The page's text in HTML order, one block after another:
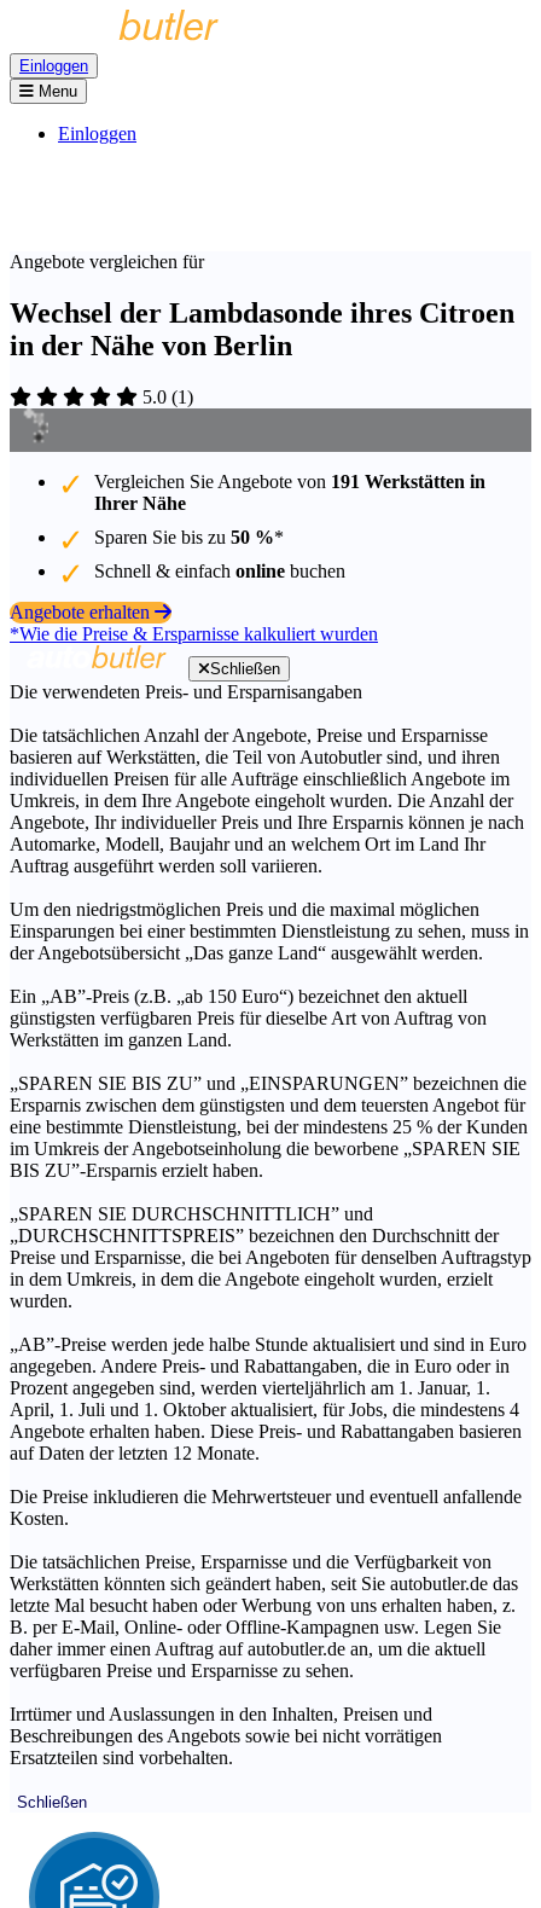
Einloggen
Menu
Einloggen
Angebote vergleichen für
Wechsel der Lambdasonde ihres Citroen
in der Nähe von Berlin
5.0 (1)
Vergleichen Sie Angebote von 191 Werkstätten in
Ihrer Nähe
Sparen Sie bis zu 50 %*
Schnell & einfach online buchen
Angebote erhalten
*Wie die Preise & Ersparnisse kalkuliert wurden
Schließen
Die verwendeten Preis- und Ersparnisangaben
Die tatsächlichen Anzahl der Angebote, Preise und Ersparnisse
basieren auf Werkstätten, die Teil von Autobutler sind, und ihren
individuellen Preisen für alle Aufträge einschließlich Angebote im
Umkreis, in dem Ihre Angebote eingeholt wurden. Die Anzahl der
Angebote, Ihr individueller Preis und Ihre Ersparnis können je nach
Automarke, Modell, Baujahr und an welchem Ort im Land Ihr
Auftrag ausgeführt werden soll variieren.
Um den niedrigstmöglichen Preis und die maximal möglichen
Einsparungen bei einer bestimmten Dienstleistung zu sehen, muss in
der Angebotsübersicht „Das ganze Land“ ausgewählt werden.
Ein „AB”-Preis (z.B. „ab 150 Euro“) bezeichnet den aktuell
günstigsten verfügbaren Preis für dieselbe Art von Auftrag von
Werkstätten im ganzen Land.
„SPAREN SIE BIS ZU” und „EINSPARUNGEN” bezeichnen die
Ersparnis zwischen dem günstigsten und dem teuersten Angebot für
eine bestimmte Dienstleistung, bei der mindestens 25 % der Kunden
im Umkreis der Angebotseinholung die beworbene „SPAREN SIE
BIS ZU”-Ersparnis erzielt haben.
„SPAREN SIE DURCHSCHNITTLICH” und
„DURCHSCHNITTSPREIS” bezeichnen den Durchschnitt der
Preise und Ersparnisse, die bei Angeboten für denselben Auftragstyp
in dem Umkreis, in dem die Angebote eingeholt wurden, erzielt
wurden.
„AB”-Preise werden jede halbe Stunde aktualisiert und sind in Euro
angegeben. Andere Preis- und Rabattangaben, die in Euro oder in
Prozent angegeben sind, werden vierteljährlich am 1. Januar, 1.
April, 1. Juli und 1. Oktober aktualisiert, für Jobs, die mindestens 4
Angebote erhalten haben. Diese Preis- und Rabattangaben basieren
auf Daten der letzten 12 Monate.
Die Preise inkludieren die Mehrwertsteuer und eventuell anfallende
Kosten.
Die tatsächlichen Preise, Ersparnisse und die Verfügbarkeit von
Werkstätten könnten sich geändert haben, seit Sie autobutler.de das
letzte Mal besucht haben oder Werbung von uns erhalten haben, z.
B. per E-Mail, Online- oder Offline-Kampagnen usw. Legen Sie
daher immer einen Auftrag auf autobutler.de an, um die aktuell
verfügbaren Preise und Ersparnisse zu sehen.
Irrtümer und Auslassungen in den Inhalten, Preisen und
Beschreibungen des Angebots sowie bei nicht vorrätigen
Ersatzteilen sind vorbehalten.
Schließen